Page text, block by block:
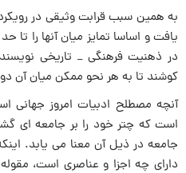
به همین سبب قرابت وثیقی در
یافت و اساسا تمایز میان آنها را تا
در ذهنیت فرهنگی _ تاریخی
کوشند تا به هر نحو ممکن میان آن
آنچه مصطلح ادبیات امروز جهانی
است که چتر خود را بر جامعه ای
جامعه در ذیل آن معنا می یابد.
دارای چه اجزا و عناصری است،